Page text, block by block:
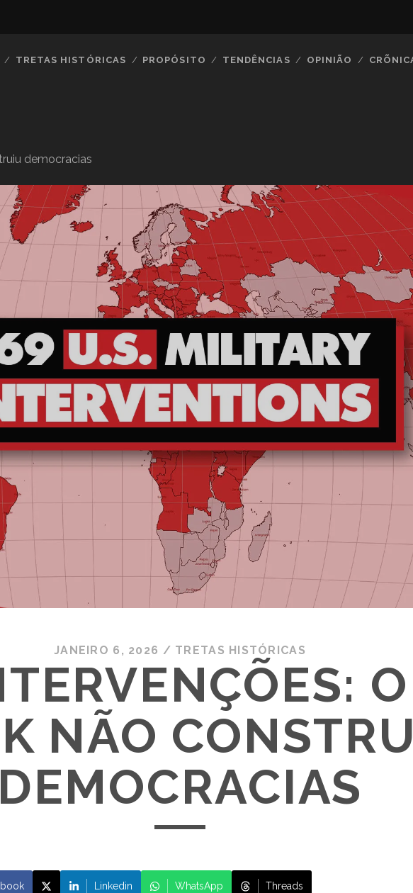
TRETAS HISTÓRICAS PROPÓSITO TENDÊNCIAS OPINIÃO
democracias
JANEIRO 6, 2026 / TRETAS HISTÓRICAS
NÃO
DEMOCRACIAS
Linkedin WhatsApp Threads